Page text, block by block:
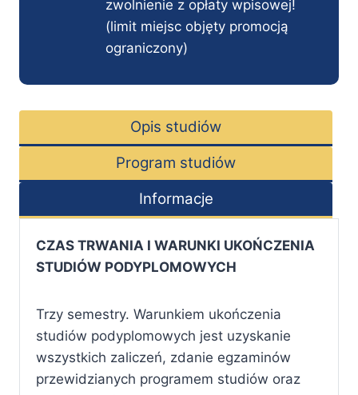
zwolnienie z opłaty wpisowej!
(limit miejsc objęty promocją
ograniczony)
Opis studiów
Program studiów
Informacje
CZAS TRWANIA I WARUNKI UKOŃCZENIA
STUDIÓW PODYPLOMOWYCH
Trzy semestry. Warunkiem ukończenia
studiów podyplomowych jest uzyskanie
wszystkich zaliczeń, zdanie egzaminów
przewidzianych programem studiów oraz